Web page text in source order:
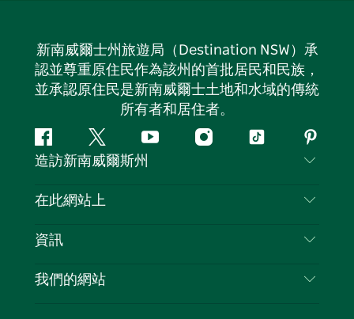
新南威爾士州旅遊局（Destination NSW）承
認並尊重原住民作為該州的首批居民和民族，
並承認原住民是新南威爾士土地和水域的傳統
所有者和居住者。
Facebook嘰
嘰
喳
Youtube Instagram
抖
造訪新南威爾斯州
聯絡我們
隱私
Cookie 通知
在此網站上
目的地
新南威爾士州公路旅行
資訊
旅行資訊
我們的網站